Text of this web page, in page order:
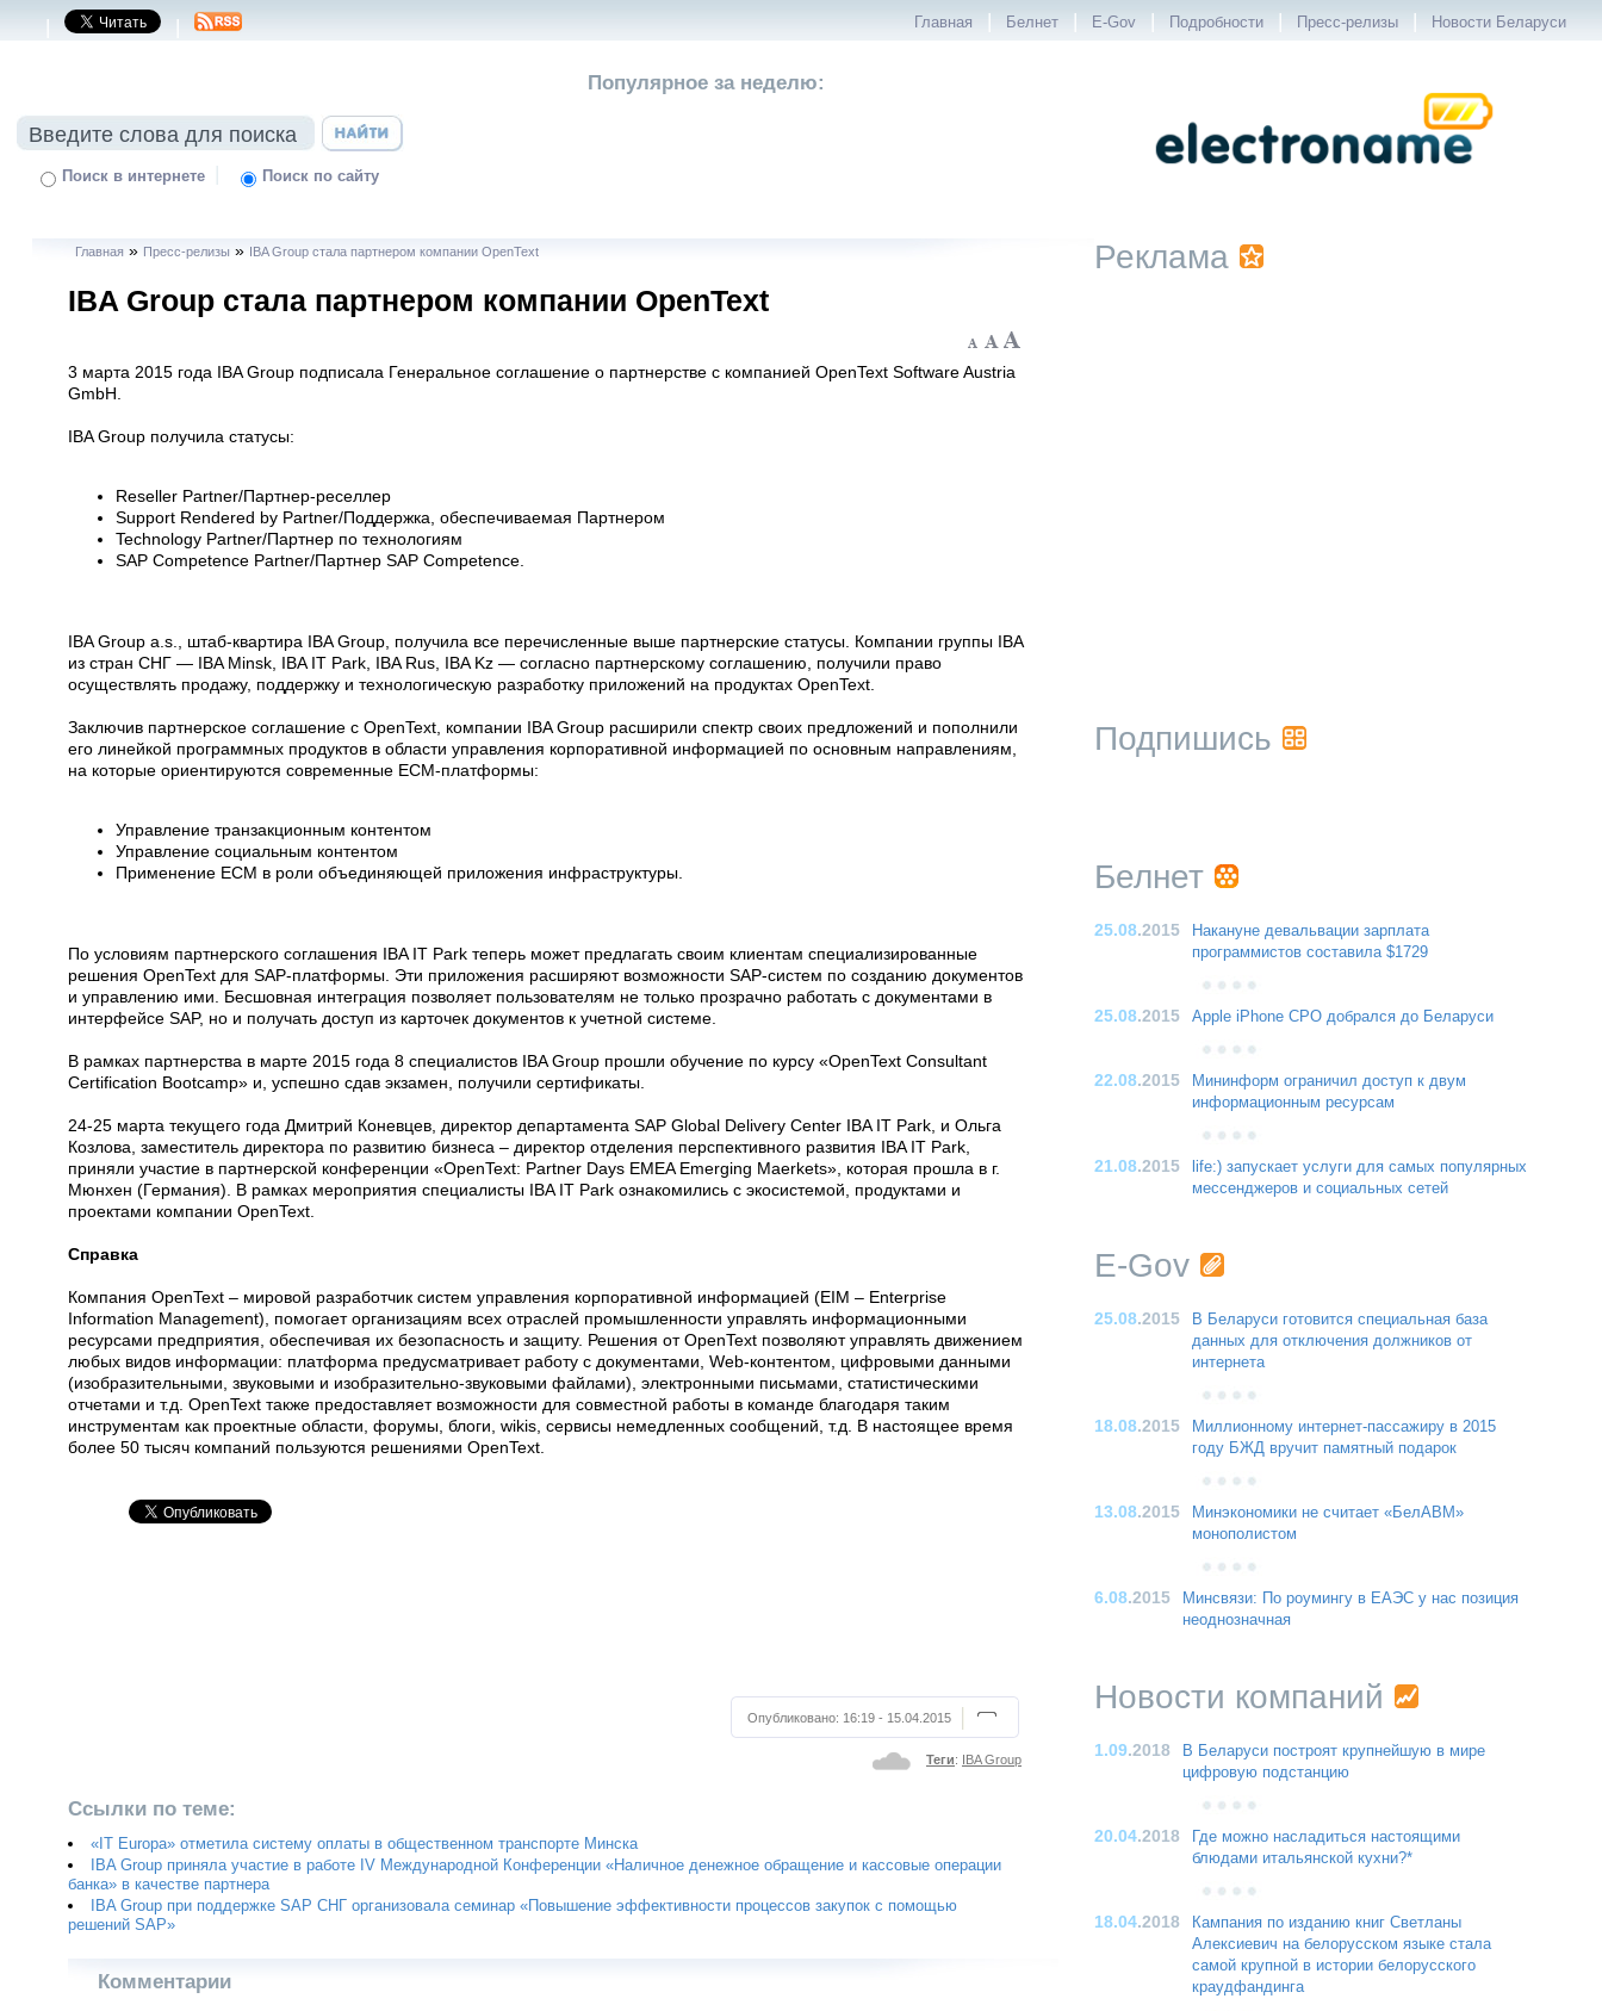
| | Главная | Белнет | E-Gov | Подробности | Пресс-релизы | Новости Беларуси
Поиск в интернете | Поиск по сайту
Популярное за неделю:
Главная » Пресс-релизы » IBA Group стала партнером компании OpenText
IBA Group стала партнером компании OpenText
3 марта 2015 года IBA Group подписала Генеральное соглашение о партнерстве с компанией OpenText Software Austria
GmbH.
IBA Group получила статусы:
Reseller Partner/Партнер-реселлер
Support Rendered by Partner/Поддержка, обеспечиваемая Партнером
Technology Partner/Партнер по технологиям
SAP Competence Partner/Партнер SAP Competence.
IBA Group a.s., штаб-квартира IBA Group, получила все перечисленные выше партнерские статусы. Компании группы IBA
из стран СНГ — IBA Minsk, IBA IT Park, IBA Rus, IBA Kz — согласно партнерскому соглашению, получили право
осуществлять продажу, поддержку и технологическую разработку приложений на продуктах OpenText.
Заключив партнерское соглашение с OpenText, компании IBA Group расширили спектр своих предложений и пополнили
его линейкой программных продуктов в области управления корпоративной информацией по основным направлениям,
на которые ориентируются современные ECM-платформы:
Управление транзакционным контентом
Управление социальным контентом
Применение ECM в роли объединяющей приложения инфраструктуры.
По условиям партнерского соглашения IBA IT Park теперь может предлагать своим клиентам специализированные
решения OpenText для SAP-платформы. Эти приложения расширяют возможности SAP-систем по созданию документов
и управлению ими. Бесшовная интеграция позволяет пользователям не только прозрачно работать с документами в
интерфейсе SAP, но и получать доступ из карточек документов к учетной системе.
В рамках партнерства в марте 2015 года 8 специалистов IBA Group прошли обучение по курсу «OpenText Consultant
Certification Bootcamp» и, успешно сдав экзамен, получили сертификаты.
24-25 марта текущего года Дмитрий Коневцев, директор департамента SAP Global Delivery Center IBA IT Park, и Ольга
Козлова, заместитель директора по развитию бизнеса – директор отделения перспективного развития IBA IT Park,
приняли участие в партнерской конференции «OpenText: Partner Days EMEA Emerging Maerkets», которая прошла в г.
Мюнхен (Германия). В рамках мероприятия специалисты IBA IT Park ознакомились с экосистемой, продуктами и
проектами компании OpenText.
Справка
Компания OpenText – мировой разработчик систем управления корпоративной информацией (ЕIМ – Enterprise
Information Management), помогает организациям всех отраслей промышленности управлять информационными
ресурсами предприятия, обеспечивая их безопасность и защиту. Решения от OpenText позволяют управлять движением
любых видов информации: платформа предусматривает работу с документами, Web-контентом, цифровыми данными
(изобразительными, звуковыми и изобразительно-звуковыми файлами), электронными письмами, статистическими
отчетами и т.д. OpenText также предоставляет возможности для совместной работы в команде благодаря таким
инструментам как проектные области, форумы, блоги, wikis, сервисы немедленных сообщений, т.д. В настоящее время
более 50 тысяч компаний пользуются решениями OpenText.
Опубликовано: 16:19 - 15.04.2015
Теги: IBA Group
Ссылки по теме:
«IT Europa» отметила систему оплаты в общественном транспорте Минска
IBA Group приняла участие в работе IV Международной Конференции «Наличное денежное обращение и кассовые операции
банка» в качестве партнера
IBA Group при поддержке SAP CHГ организовала семинар «Повышение эффективности процессов закупок с помощью
решений SAP»
Комментарии
Реклама
Подпишись
Белнет
25.08.2015
Накануне девальвации зарплата
программистов составила $1729
25.08.2015 Apple iPhone CPO добрался до Беларуси
22.08.2015
Мининформ ограничил доступ к двум
информационным ресурсам
21.08.2015
life:) запускает услуги для самых популярных
мессенджеров и социальных сетей
E-Gov
25.08.2015
В Беларуси готовится специальная база
данных для отключения должников от
интернета
18.08.2015
Миллионному интернет-пассажиру в 2015
году БЖД вручит памятный подарок
13.08.2015
Минэкономики не считает «БелАВМ»
монополистом
6.08.2015
Минсвязи: По роумингу в ЕАЭС у нас позиция
неоднозначная
Новости компаний
1.09.2018
В Беларуси построят крупнейшую в мире
цифровую подстанцию
20.04.2018
Где можно насладиться настоящими
блюдами итальянской кухни?*
18.04.2018
Кампания по изданию книг Светланы
Алексиевич на белорусском языке стала
самой крупной в истории белорусского
краудфандинга